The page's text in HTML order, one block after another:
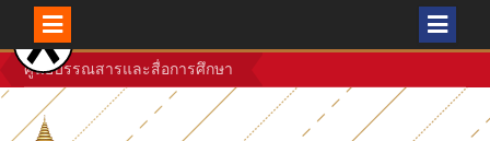
Skip
to
content
ศูนย์บรรณสารและสื่อการศึกษา